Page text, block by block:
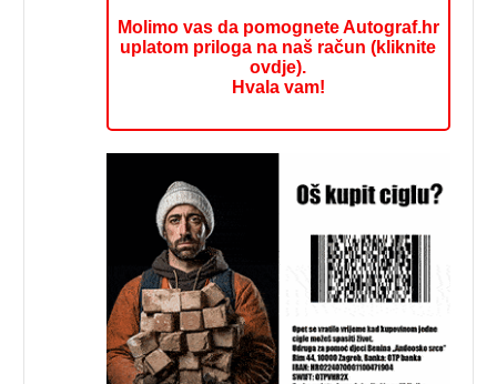
Molimo vas da pomognete Autograf.hr
uplatom priloga na naš račun (kliknite
ovdje).
Hvala vam!